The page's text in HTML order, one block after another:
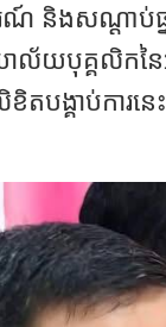
ណ៍ និងសណ្ដាប់ធ្
ាល័យបុគ្គលិកនៃ
បង្គាប់ការនេ